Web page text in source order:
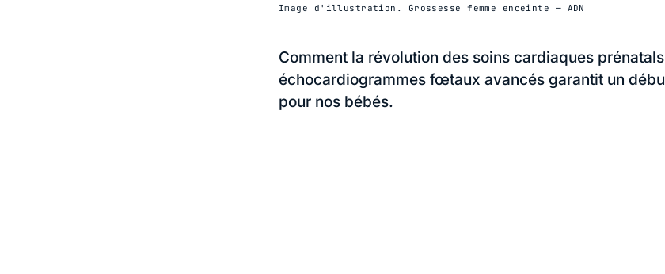
Image d'illustration. Grossesse femme enceinte — ADN
Comment la révolution des soins cardiaques
échocardiogrammes fœtaux avancés garantit un
pour nos bébés.